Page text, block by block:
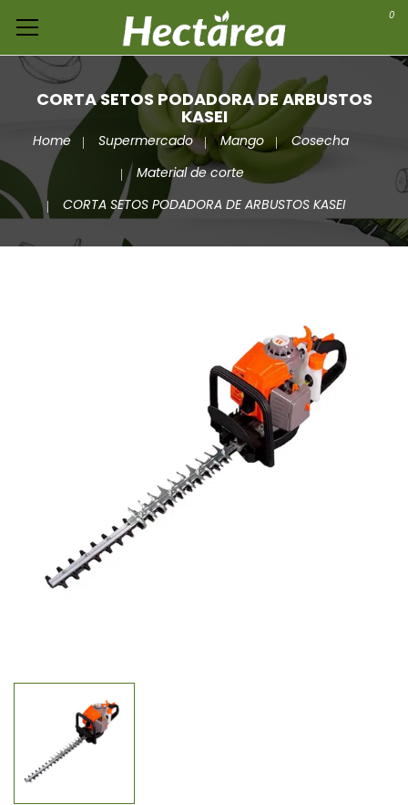
0
CORTA SETOS PODADORA DE ARBUSTOS
KASEI
Home Supermercado Mango
Cosecha
Material de corte
CORTA SETOS PODADORA DE ARBUSTOS KASEI